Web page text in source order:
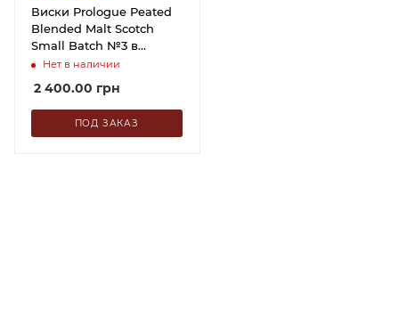
Виски Prologue Peated
Blended Malt Scotch
Small Batch №3 в
коробке 0.7 л
Нет в наличии
2 400.00 грн
ПОД ЗАКАЗ